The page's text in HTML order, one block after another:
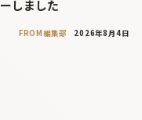
ーしました
FROM編集部 2026年8月4日